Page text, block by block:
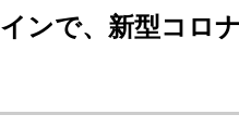
ンで、新型コロ